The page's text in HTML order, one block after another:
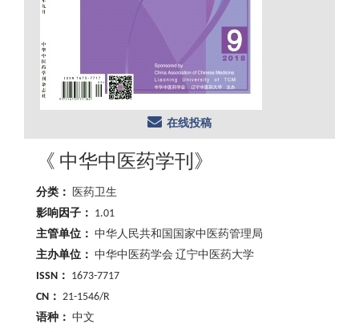
在线投稿
《 中华中医药学刊》
分类： 医药卫生
影响因子： 1.01
主管单位： 中华人民共和国国家中医药管理局
主办单位： 中华中医药学会 辽宁中医药大学
ISSN： 1673-7717
CN： 21-1546/R
语种： 中文